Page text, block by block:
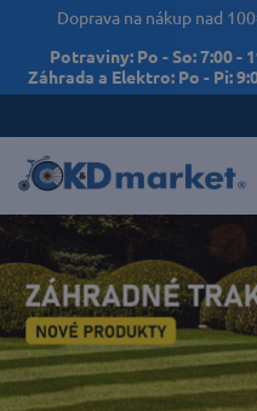
Doprava na nákup nad
Potraviny: Po - So: 7:00 -
Záhrada a Elektro: Po - Pi: